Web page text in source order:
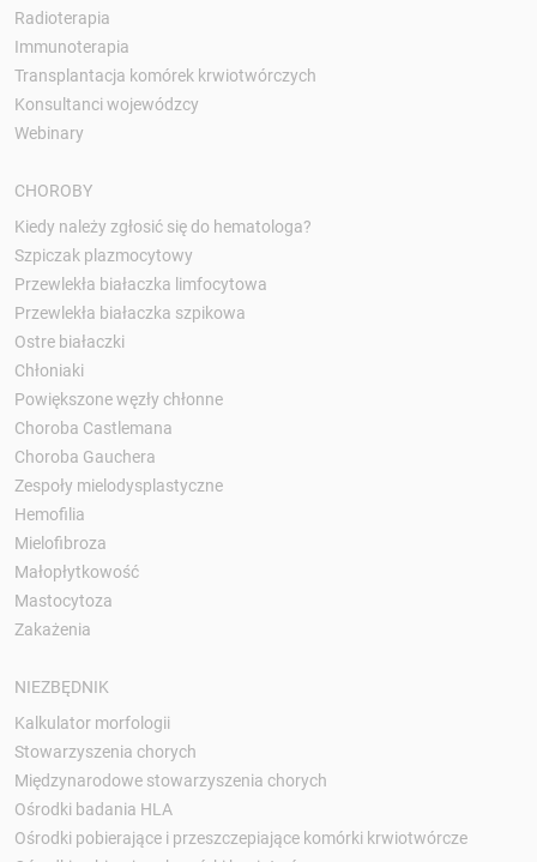
Radioterapia
Immunoterapia
Transplantacja komórek krwiotwórczych
Konsultanci wojewódzcy
Webinary
CHOROBY
Kiedy należy zgłosić się do hematologa?
Szpiczak plazmocytowy
Przewlekła białaczka limfocytowa
Przewlekła białaczka szpikowa
Ostre białaczki
Chłoniaki
Powiększone węzły chłonne
Choroba Castlemana
Choroba Gauchera
Zespoły mielodysplastyczne
Hemofilia
Mielofibroza
Małopłytkowość
Mastocytoza
Zakażenia
NIEZBĘDNIK
Kalkulator morfologii
Stowarzyszenia chorych
Międzynarodowe stowarzyszenia chorych
Ośrodki badania HLA
Ośrodki pobierające i przeszczepiające komórki krwiotwórcze